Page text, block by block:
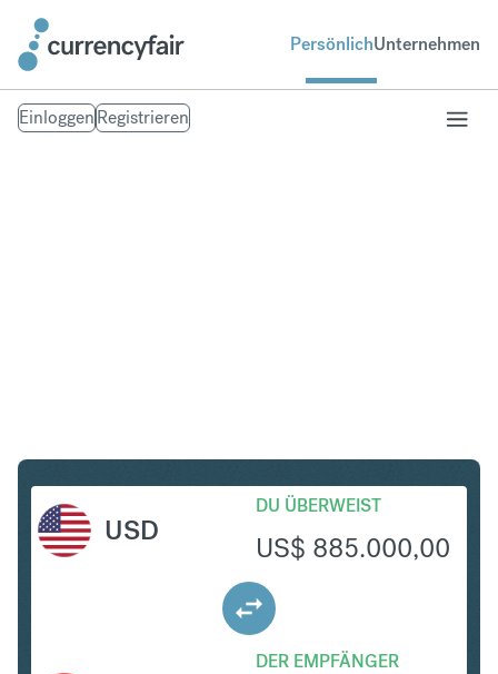
PersönlichUnternehmen
EinloggenRegistrieren
USD
DU ÜBERWEIST
US$ 885.000,00
DER EMPFÄNGER